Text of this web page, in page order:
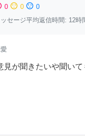
0 sentiment_neutral 0 sentiment_dissatisfied 0
ッセージ平均返信時間: 12時
見が聞きたいや聞い